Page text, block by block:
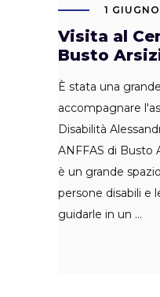
1
Visita al
Busto
È stata una
accompagnare
Disabilità
ANFFAS di Busto
è un grande
persone disabili e
guidarle in un